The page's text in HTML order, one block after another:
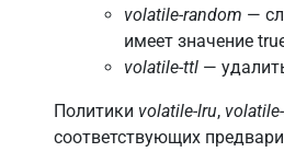
volatile-random —
имеет значение
volatile-ttl —
Политики volatile-lru,
соответствующих